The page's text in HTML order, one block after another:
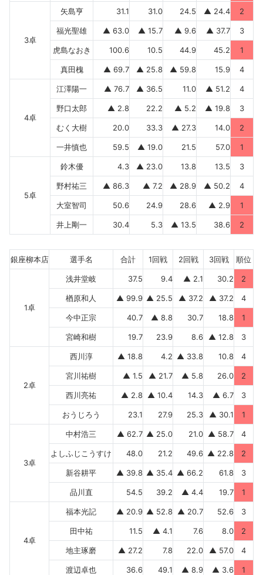
3卓
矢島亨 31.1 31.0 24.5 ▲ 24.4 2
福光聖雄 ▲ 63.0 ▲ 15.7 ▲ 9.6 ▲ 37.7 3
虎島なおき 100.6 10.5 44.9 45.2 1
真田槐 ▲ 69.7 ▲ 25.8 ▲ 59.8 15.9 4
4卓
江澤陽一 ▲ 76.7 ▲ 36.5 11.0 ▲ 51.2 4
野口太郎 ▲ 2.8 22.2 ▲ 5.2 ▲ 19.8 3
むく大樹 20.0 33.3 ▲ 27.3 14.0 2
一井慎也 59.5 ▲ 19.0 21.5 57.0 1
5卓
鈴木優 4.3 ▲ 23.0 13.8 13.5 3
野村祐三 ▲ 86.3 ▲ 7.2 ▲ 28.9 ▲ 50.2 4
大室智司 50.6 24.9 28.6 ▲ 2.9 1
井上剛一 30.4 5.3 ▲ 13.5 38.6 2
銀座柳本店 選手名 合計 1回戦 2回戦 3回戦 順位
1卓
浅井堂岐 37.5 9.4 ▲ 2.1 30.2 2
楢原和人 ▲ 99.9 ▲ 25.5 ▲ 37.2 ▲ 37.2 4
今中正宗 40.7 ▲ 8.8 30.7 18.8 1
宮崎和樹 19.7 23.9 8.6 ▲ 12.8 3
2卓
西川淳 ▲ 18.8 4.2 ▲ 33.8 10.8 4
宮川祐樹 ▲ 1.5 ▲ 21.7 ▲ 5.8 26.0 2
西川亮祐 ▲ 2.8 ▲ 10.4 14.3 ▲ 6.7 3
おうじろう 23.1 27.9 25.3 ▲ 30.1 1
3卓
中村浩三 ▲ 62.7 ▲ 25.0 21.0 ▲ 58.7 4
よしふじこうすけ 48.0 21.2 49.6 ▲ 22.8 2
新谷耕平 ▲ 39.8 ▲ 35.4 ▲ 66.2 61.8 3
品川直 54.5 39.2 ▲ 4.4 19.7 1
4卓
福本光記 ▲ 20.9 ▲ 52.8 ▲ 20.7 52.6 3
田中祐 11.5 ▲ 4.1 7.6 8.0 2
地主琢磨 ▲ 27.2 7.8 22.0 ▲ 57.0 4
渡辺卓也 36.6 49.1 ▲ 8.9 ▲ 3.6 1